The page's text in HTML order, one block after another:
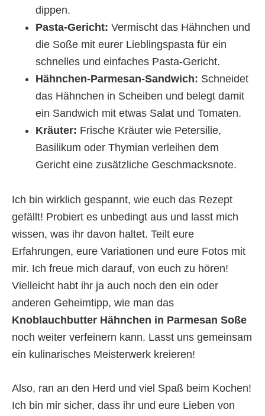
dippen.
Pasta-Gericht: Vermischt das Hähnchen und
die Soße mit eurer Lieblingspasta für ein
schnelles und einfaches Pasta-Gericht.
Hähnchen-Parmesan-Sandwich: Schneidet
das Hähnchen in Scheiben und belegt damit
ein Sandwich mit etwas Salat und Tomaten.
Kräuter: Frische Kräuter wie Petersilie,
Basilikum oder Thymian verleihen dem
Gericht eine zusätzliche Geschmacksnote.
Ich bin wirklich gespannt, wie euch das Rezept
gefällt! Probiert es unbedingt aus und lasst mich
wissen, was ihr davon haltet. Teilt eure
Erfahrungen, eure Variationen und eure Fotos mit
mir. Ich freue mich darauf, von euch zu hören!
Vielleicht habt ihr ja auch noch den ein oder
anderen Geheimtipp, wie man das
Knoblauchbutter Hähnchen in Parmesan Soße
noch weiter verfeinern kann. Lasst uns gemeinsam
ein kulinarisches Meisterwerk kreieren!
Also, ran an den Herd und viel Spaß beim Kochen!
Ich bin mir sicher, dass ihr und eure Lieben von